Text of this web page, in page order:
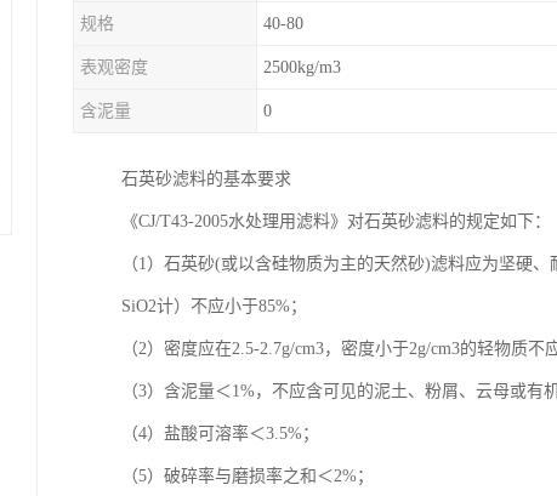
规格 40-80
表观密度 2500kg/m3
含泥量 0
石英砂滤料的基本要求
《CJ/T43-2005水处理用滤料》对石英砂滤料的规定如下：
（1）石英砂(或以含硅物质为主的天然砂)滤料应为坚硬
SiO2计）不应小于85%；
（2）密度应在2.5-2.7g/cm3，密度小于2g/cm3的轻物质不
（3）含泥量＜1%，不应含可见的泥土、粉屑、云母或有
（4）盐酸可溶率＜3.5%；
（5）破碎率与磨损率之和＜2%；